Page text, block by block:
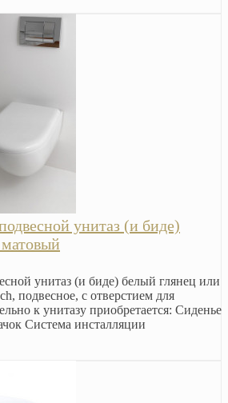
унитаз (и биде)
унитаз (и биде) белый глянец или
подвесное, с отверстием для
к унитазу приобретается: Сиденье
Система инсталляции